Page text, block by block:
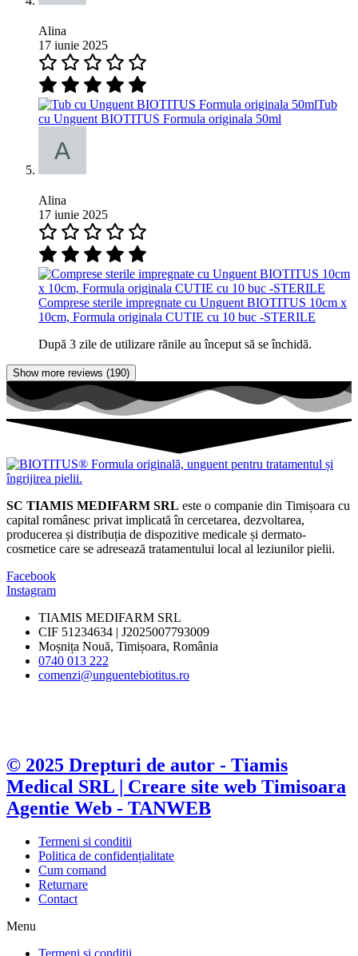
Alina
17 iunie 2025
Tub
cu Unguent BIOTITUS Formula originala 50ml
Alina
17 iunie 2025
Comprese sterile impregnate cu Unguent BIOTITUS 10cm x
10cm, Formula originala CUTIE cu 10 buc -STERILE
După 3 zile de utilizare rănile au început să se închidă.
Show more reviews (190)
SC TIAMIS MEDIFARM SRL este o companie din Timișoara cu
capital românesc privat implicată în cercetarea, dezvoltarea,
producerea și distribuția de dispozitive medicale și dermato-
cosmetice care se adresează tratamentului local al leziunilor pielii.
Facebook
Instagram
TIAMIS MEDIFARM SRL
CIF 51234634 | J2025007793009
Moșnița Nouă, Timișoara, România
0740 013 222
comenzi@unguentebiotitus.ro
© 2025 Drepturi de autor - Tiamis
Medical SRL | Creare site web Timisoara
Agentie Web - TANWEB
Termeni si conditii
Politica de confidențialitate
Cum comand
Returnare
Contact
Menu